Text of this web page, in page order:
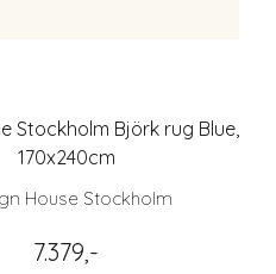
Stockholm Björk rug Blue,
170x240cm
House Stockholm
7.379,-